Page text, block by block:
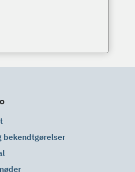
bekendtgørelser